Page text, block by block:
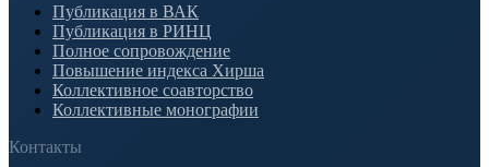
Публикация в ВАК
Публикация в РИНЦ
Полное сопровождение
Повышение индекса Хирша
Коллективное соавторство
Коллективные монографии
Контакты